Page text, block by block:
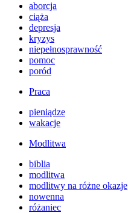
aborcja
ciąża
depresja
kryzys
niepełnosprawność
pomoc
poród
Praca
pieniądze
wakacje
Modlitwa
biblia
modlitwa
modlitwy na różne okazje
nowenna
różaniec